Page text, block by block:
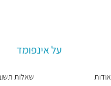
על אינפומד
אודות שאלות